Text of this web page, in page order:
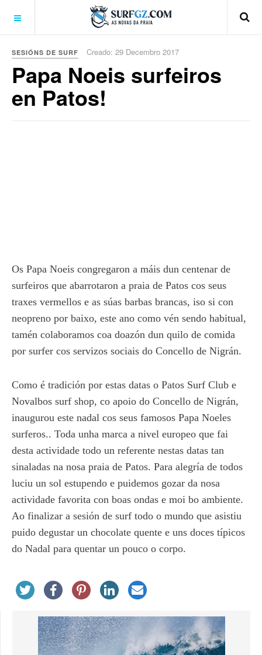
SESIÓNS DE SURF Creado: 29 Decembro 2017
Papa Noeis surfeiros
en Patos!
Os Papa Noeis congregaron a máis dun centenar de
surfeiros que abarrotaron a praia de Patos cos seus
traxes vermellos e as súas barbas brancas, iso si con
neopreno por baixo, este ano como vén sendo habitual,
tamén colaboramos coa doazón dun quilo de comida
por surfer cos servizos sociais do Concello de Nigrán.
Como é tradición por estas datas o Patos Surf Club e
Novalbos surf shop, co apoio do Concello de Nigrán,
inaugurou este nadal cos seus famosos Papa Noeles
surferos.. Toda unha marca a nivel europeo que fai
desta actividade todo un referente nestas datas tan
sinaladas na nosa praia de Patos. Para alegría de todos
luciu un sol estupendo e puidemos gozar da nosa
actividade favorita con boas ondas e moi bo ambiente.
Ao finalizar a sesión de surf todo o mundo que asistiu
puido degustar un chocolate quente e uns doces típicos
do Nadal para quentar un pouco o corpo.